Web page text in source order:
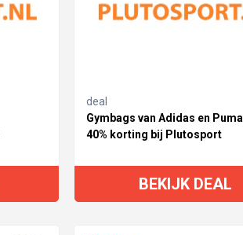
deal
Gymbags van Adidas en
40% korting bij Plutosport
BEKIJK DEAL